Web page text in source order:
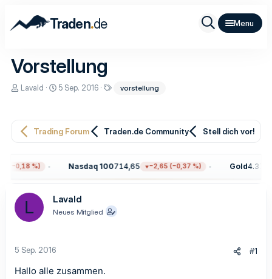
Traden.de
Vorstellung
E
l
r
Lavald
E
l
5 Sep. 2016
g
r
vorstellung
Trading Forum Traden.de Community Stell dich vor!
(−0,18 %) Nasdaq 100714,65 −2,65 (−0,37 %) Gold
L Lavald
Neues Mitglied
5 Sep. 2016 #1
Hallo alle zusammen.